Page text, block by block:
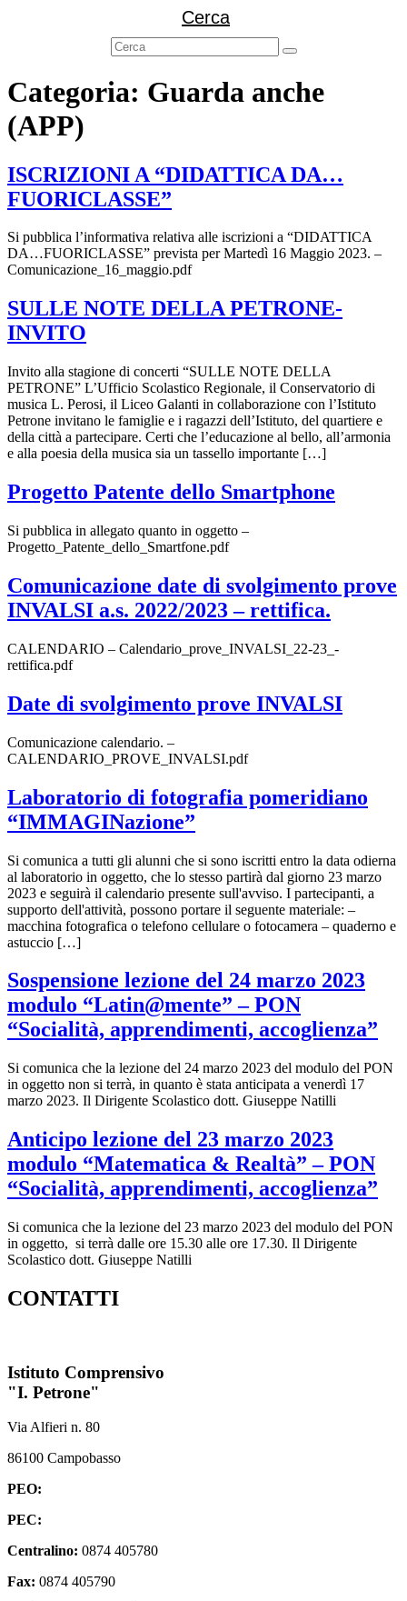
Cerca
Categoria: Guarda anche
(APP)
ISCRIZIONI A “DIDATTICA DA…
FUORICLASSE”
Si pubblica l’informativa relativa alle iscrizioni a “DIDATTICA
DA…FUORICLASSE” prevista per Martedì 16 Maggio 2023. –
Comunicazione_16_maggio.pdf
SULLE NOTE DELLA PETRONE-
INVITO
Invito alla stagione di concerti “SULLE NOTE DELLA
PETRONE” L’Ufficio Scolastico Regionale, il Conservatorio di
musica L. Perosi, il Liceo Galanti in collaborazione con l’Istituto
Petrone invitano le famiglie e i ragazzi dell’Istituto, del quartiere e
della città a partecipare. Certi che l’educazione al bello, all’armonia
e alla poesia della musica sia un tassello importante […]
Progetto Patente dello Smartphone
Si pubblica in allegato quanto in oggetto –
Progetto_Patente_dello_Smartfone.pdf
Comunicazione date di svolgimento prove
INVALSI a.s. 2022/2023 – rettifica.
CALENDARIO – Calendario_prove_INVALSI_22-23_-
rettifica.pdf
Date di svolgimento prove INVALSI
Comunicazione calendario. –
CALENDARIO_PROVE_INVALSI.pdf
Laboratorio di fotografia pomeridiano
“IMMAGINazione”
Si comunica a tutti gli alunni che si sono iscritti entro la data odierna
al laboratorio in oggetto, che lo stesso partirà dal giorno 23 marzo
2023 e seguirà il calendario presente sull'avviso. I partecipanti, a
supporto dell'attività, possono portare il seguente materiale: –
macchina fotografica o telefono cellulare o fotocamera – quaderno e
astuccio […]
Sospensione lezione del 24 marzo 2023
modulo “Latin@mente” – PON
“Socialità, apprendimenti, accoglienza”
Si comunica che la lezione del 24 marzo 2023 del modulo del PON
in oggetto non si terrà, in quanto è stata anticipata a venerdì 17
marzo 2023. Il Dirigente Scolastico dott. Giuseppe Natilli
Anticipo lezione del 23 marzo 2023
modulo “Matematica & Realtà” – PON
“Socialità, apprendimenti, accoglienza”
Si comunica che la lezione del 23 marzo 2023 del modulo del PON
in oggetto, si terrà dalle ore 15.30 alle ore 17.30. Il Dirigente
Scolastico dott. Giuseppe Natilli
CONTATTI
Istituto Comprensivo
"I. Petrone"
Via Alfieri n. 80
86100 Campobasso
PEO:
PEC:
Centralino: 0874 405780
Fax: 0874 405790